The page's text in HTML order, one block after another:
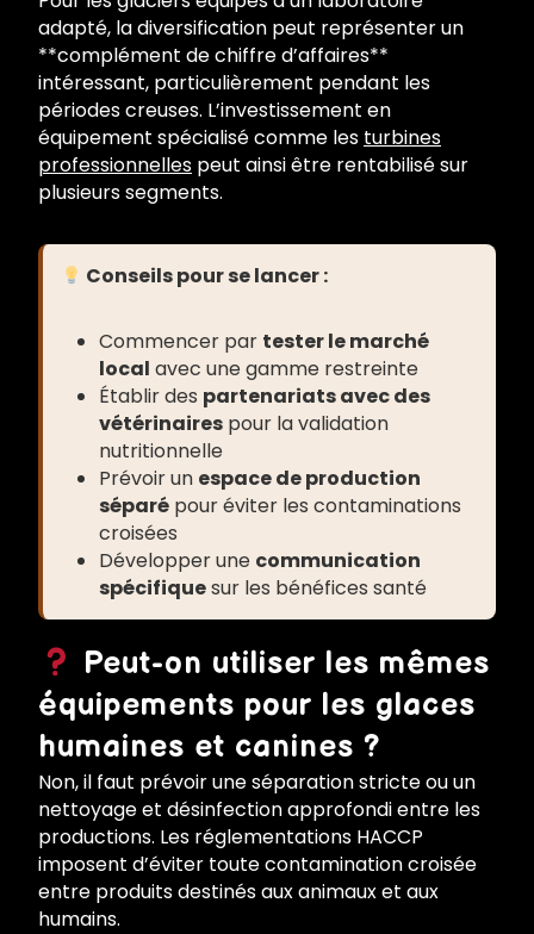
adapté, la diversification peut représenter un
**complément de chiffre d’affaires**
intéressant, particulièrement pendant les
périodes creuses. L’investissement en
équipement spécialisé comme les turbines
professionnelles peut ainsi être rentabilisé sur
plusieurs segments.
Conseils pour se lancer :
Commencer par tester le marché
local avec une gamme restreinte
Établir des partenariats avec des
vétérinaires pour la validation
nutritionnelle
Prévoir un espace de production
séparé pour éviter les contaminations
croisées
Développer une communication
spécifiquesur les bénéfices santé
Peut-on utiliser les mêmes
équipements pour les glaces
humaines et canines ?
Non, il faut prévoir une séparation stricte ou un
nettoyage et désinfection approfondi entre les
productions. Les réglementations HACCP
imposent d’éviter toute contamination croisée
entre produits destinés aux animaux et aux
humains.